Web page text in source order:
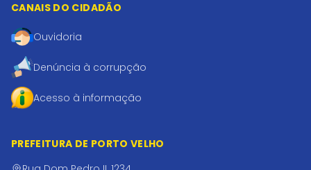
CANAIS DO CIDADÃO
Ouvidoria
Denúncia à corrupção
Acesso à informação
PREFEITURA DE PORTO VELHO